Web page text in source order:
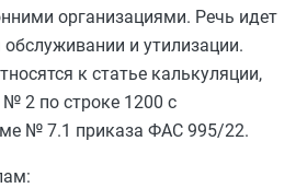
организациями. Речь идет
и утилизации.
к статье калькуляции,
2 по строке 1200 с
№ 7.1 приказа ФАС 995/22.